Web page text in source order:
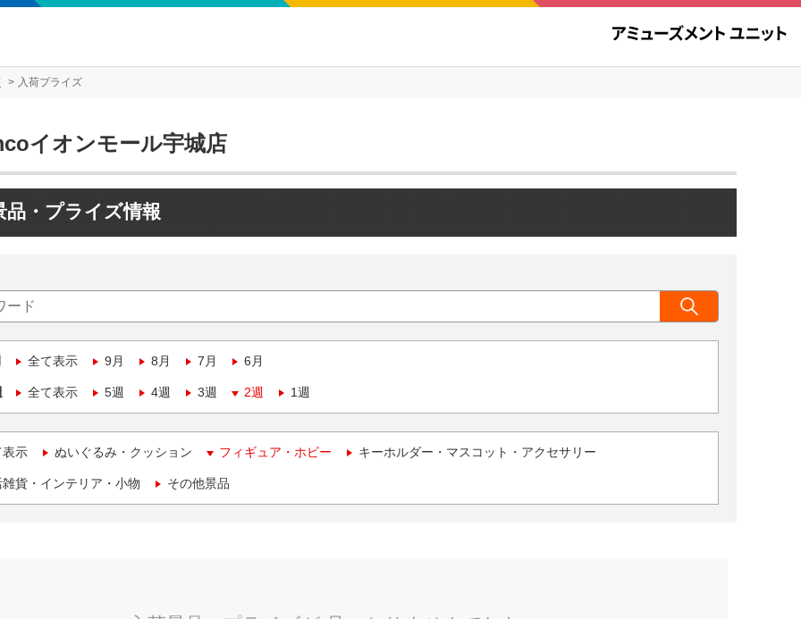
入荷プライズ
イオンモール宇城店
品・プライズ情報
全て表示 9月 8月 7月 6月
全て表示 5週 4週 3週 2週 1週
表示 ぬいぐるみ・クッション フィギュア・ホビー キーホルダー・マスコット・アクセサリー
貨・インテリア・小物 その他景品